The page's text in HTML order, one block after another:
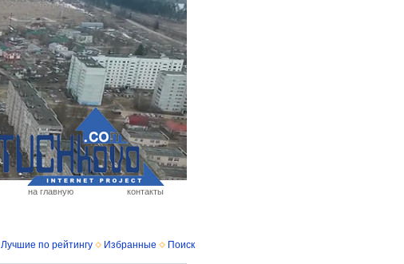
на главную
контакты
Лучшие по рейтингу Избранные Поиск